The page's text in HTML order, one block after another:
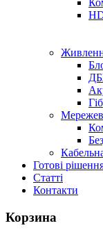
Готові
Статті
Контакти
Корзина